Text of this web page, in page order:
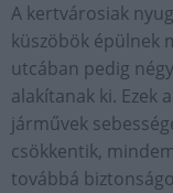
A kertvárosiak
küszöbök épülnek
utcában pedig
alakítanak ki. Ezek
járművek
csökkentik,
továbbá